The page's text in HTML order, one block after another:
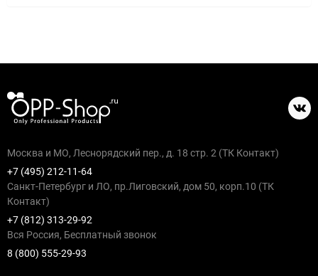
Москва и МО, Леснорядский пер., д. 18 стр. 2 (ТК Контакт)
+7 (495) 212-11-64
Санкт-Петербург и ЛО, пр.Лиговский, дом 50, корп.10 (ТК
Контакт)
+7 (812) 313-29-92
Вся Россия, Бесплатный звонок
8 (800) 555-29-93